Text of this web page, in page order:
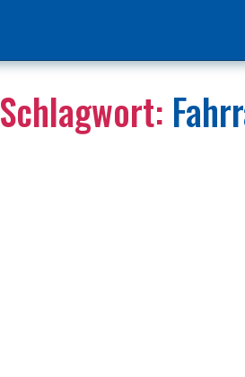
Schlagwort: